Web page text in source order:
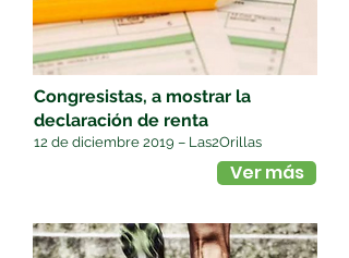
Ver más
Congresistas, a mostrar la
declaración de renta
12 de diciembre 2019 – Las2Orillas